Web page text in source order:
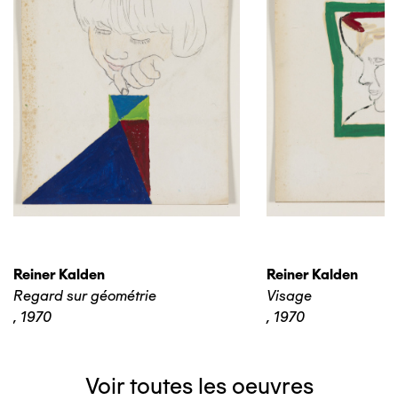
Reiner Kalden
Regard sur géométrie
, 1970
Reiner Kalden
Visage
, 1970
Voir toutes les oeuvres